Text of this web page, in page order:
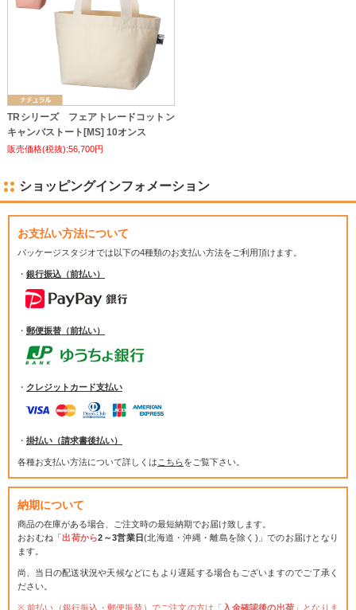
TRシリーズ フェアトレードコットン
キャンバストート[MS] 10オンス
販売価格(税抜):56,700円
ショッピングインフォメーション
お支払い方法について
パッケージスタジオでは以下の4種類のお支払い方法をご利用頂けます。
・ 銀行振込（前払い）
・ 郵便振替（前払い）
・ クレジットカード支払い
・ 掛払い（請求書後払い）
各種お支払い方法について詳しくは こちらをご覧下さい。
納期について
商品の在庫がある場合、ご注文時の最短納期でお届け致します。
おおむね「出荷から2～3営業日(北海道・沖縄・離島を除く)」でのお届けとなり
ます。
尚、当日の配送状況や天候などにもより遅延する場合もございますのでご了承く
ださい。
前払い（銀行振込・郵便振替）でご注文の方は「 入金確認後の出荷 」となりま